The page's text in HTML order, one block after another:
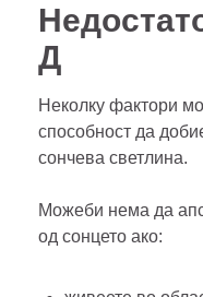
Д
Неколку фактори
способност да
сончева светлина.
Можеби нема да
од сонцето ако: